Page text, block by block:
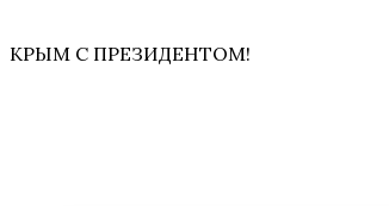
КРЫМ С ПРЕЗИДЕНТОМ!